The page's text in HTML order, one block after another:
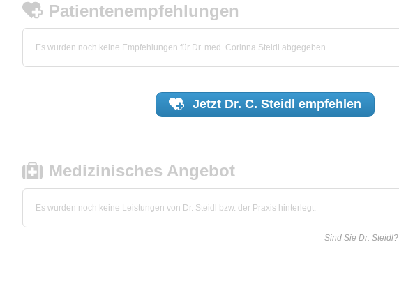
Patientenempfehlungen
Es wurden noch keine Empfehlungen für Dr. med. Corinna Steidl abgegeben.
Jetzt Dr. C. Steidl empfehlen
Medizinisches Angebot
Es wurden noch keine Leistungen von Dr. Steidl bzw. der Praxis hinterlegt.
Sind Sie Dr. Steidl?